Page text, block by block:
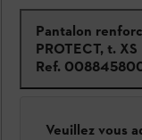
Pantalon
PROTECT, t. XS
Ref.
Veuillez vous